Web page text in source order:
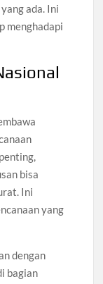
ada. Ini
menghadapi
bisa
Ini
yang
dengan
bagian